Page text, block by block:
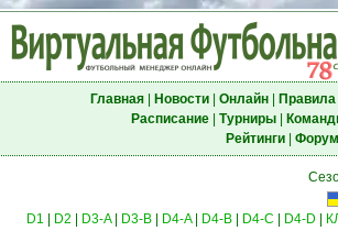
Главная| Новости| Онлайн| Правила|
Расписание| Турниры|
Рейтинги| Форум
D1 D2 D3-A| D3-B D4-A| D4-B D4-C D4-D